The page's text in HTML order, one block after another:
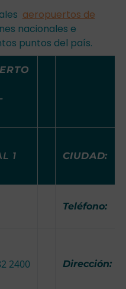
aeropuertos de
nacionales e
puntos del país.
1 CIUDAD:
Teléfono:
2400 Dirección: